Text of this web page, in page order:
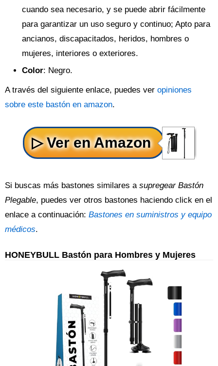
cuando sea necesario, y se puede abrir fácilmente
para garantizar un uso seguro y continuo; Apto para
ancianos, discapacitados, heridos, hombres o
mujeres, interiores o exteriores.
Color: Negro.
A través del siguiente enlace, puedes ver opiniones
sobre este bastón en amazon.
Si buscas más bastones similares a supregear Bastón
Plegable, puedes ver otros bastones haciendo click en el
enlace a continuación: Bastones en suministros y equipo
médicos.
HONEYBULL Bastón para Hombres y Mujeres